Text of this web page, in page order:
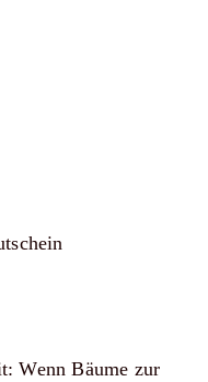
Wenn Bäume zur